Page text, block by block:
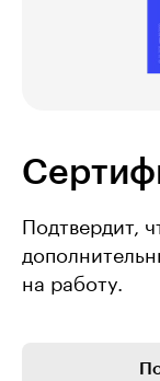
Подтвердит,
на работу.